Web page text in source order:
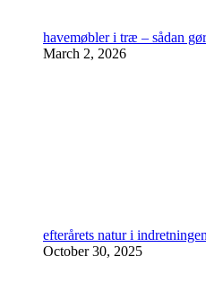
havemøbler i træ – sådan
March 2, 2026
efterårets natur i indretningen
October 30, 2025